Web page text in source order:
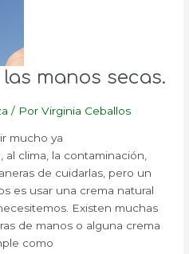
manos secas.
/ PorVirginia Ceballos
mucho ya
clima, la contaminación,
de cuidarlas, pero un
es usar una crema natural
Existen muchas
de manos o alguna crema
como